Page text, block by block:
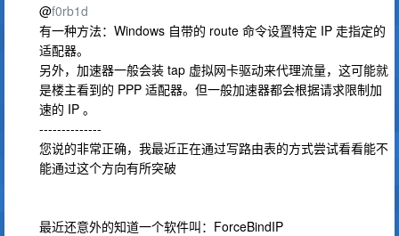
@f0rb1d
有一种方法：Windows 自带的 route 命令设置特定 IP 走指定的
适配器。
另外，加速器一般会装 tap 虚拟网卡驱动来代理流量，这可能就
是楼主看到的 PPP 适配器。但一般加速器都会根据请求限制加
速的 IP 。
--------------
您说的非常正确，我最近正在通过写路由表的方式尝试看看能不
能通过这个方向有所突破
最近还意外的知道一个软件叫：ForceBindIP